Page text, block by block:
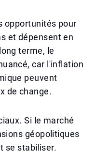
opportunités pour
et dépensent en
terme, le
car l'inflation
peuvent
de change.
Si le marché
géopolitiques
se stabiliser.